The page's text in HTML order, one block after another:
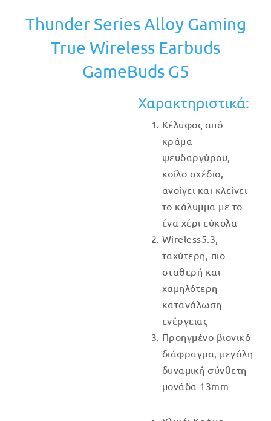
Thunder Series Alloy Gaming
True Wireless Earbuds
GameBuds G5
Χαρακτηριστικά:
Κέλυφος από
κράμα
ψευδαργύρου,
κοίλο σχέδιο,
ανοίγει και κλείνει
το κάλυμμα με το
ένα χέρι εύκολα
Wireless5.3,
ταχύτερη, πιο
σταθερή και
χαμηλότερη
κατανάλωση
ενέργειας
Προηγμένο βιονικό
διάφραγμα, μεγάλη
δυναμική σύνθετη
μονάδα 13mm